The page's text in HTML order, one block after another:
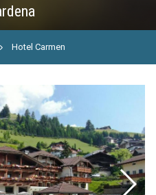
Hotel Carmen